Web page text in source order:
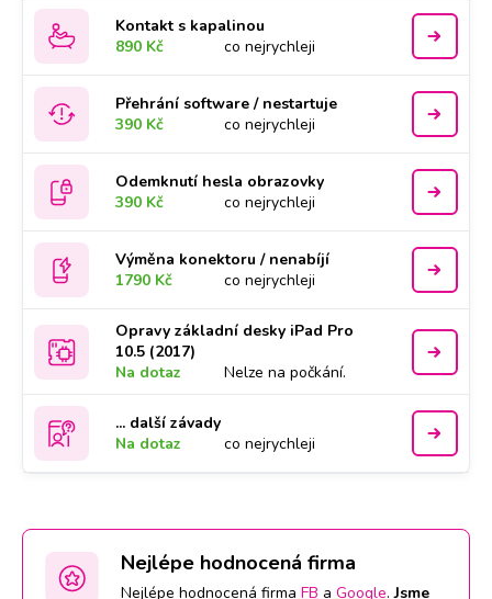
Kontakt s kapalinou
890 Kč
co nejrychleji
Přehrání software / nestartuje
390 Kč
co nejrychleji
Odemknutí hesla obrazovky
390 Kč
co nejrychleji
Výměna konektoru / nenabíjí
1790 Kč
co nejrychleji
Opravy základní desky iPad Pro
10.5 (2017)
Na dotaz
Nelze na počkání.
... další závady
Na dotaz
co nejrychleji
Nejlépe hodnocená firma
Nejlépe hodnocená firma FB a Google.Jsme